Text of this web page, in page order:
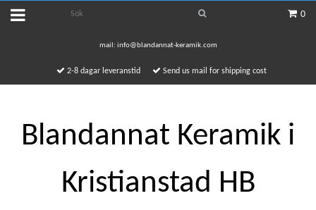
0
mail: info@blandannat-keramik.com
2-8 dagar leveranstid Send us mail for shipping cost
Blandannat Keramik i
Kristianstad HB